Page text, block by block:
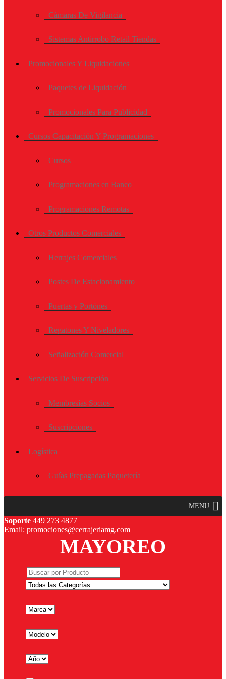
Cámaras De Vigilancia
Sistemas Antirrobo Retail Tiendas
Promocionales Y Liquidaciones
Paquetes de Liquidación
Promocionales Para Publicidad
Cursos Capacitación Y Programaciones
Cursos
Programaciones en Banco
Programaciones Remotas
Otros Productos Comerciales
Herrajes Comerciales
Postes De Estacionamiento
Puertas y Portónes
Regatones Y Niveladores
Señalización Comercial
Servicios De Suscripción
Membresías Socios
Suscripciones
Logística
Guías Prepagadas Paquetería
MENU
Soporte 449 273 4877
Email: promociones@cerrajeriamg.com
MAYOREO